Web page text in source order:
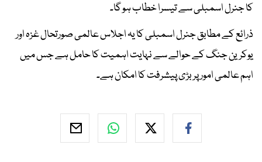
کا جنرل اسمبلی سے تیسرا خطاب ہو گا۔
ذرائع کے مطابق جنرل اسمبلی کا یہ اجلاس عالمی صورتحال غزہ اور
یوکرین جنگ کے حوالے سے نہایت اہمیت کا حامل ہے جس میں
اہم عالمی امور پر بڑی پیشرفت کا امکان ہے۔